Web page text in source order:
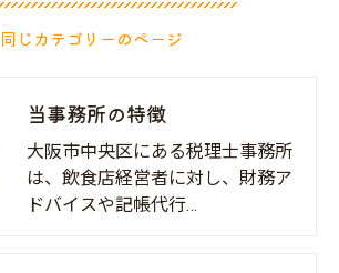
同じカテゴリーのページ
当事務所の特徴
大阪市中央区にある税理士事務所
は、飲食店経営者に対し、財務ア
ドバイスや記帳代行…